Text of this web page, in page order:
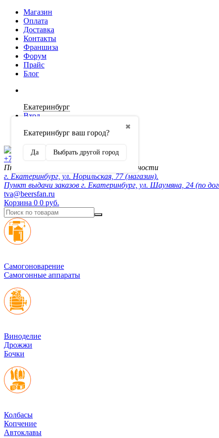
Магазин
Оплата
Доставка
Контакты
Франшиза
Форум
Прайс
Блог
Екатеринбург
✖
Екатеринбург ваш город?
Да Выбрать другой город
Вход
Регистрация
+7 (902) 872-54-70
Пн-Пт 10:00-20:00, сб-вск по договорённости
г. Екатеринбург, ул. Норильская, 77 (магазин).
Пункт выдачи заказов г. Екатеринбург, ул. Шаумяна, 24 (по
tva@beersfan.ru
Корзина 0 0 руб.
Cамогоноварение
Самогонные аппараты
Виноделие
Дрожжи
Бочки
Колбасы
Копчение
Автоклавы